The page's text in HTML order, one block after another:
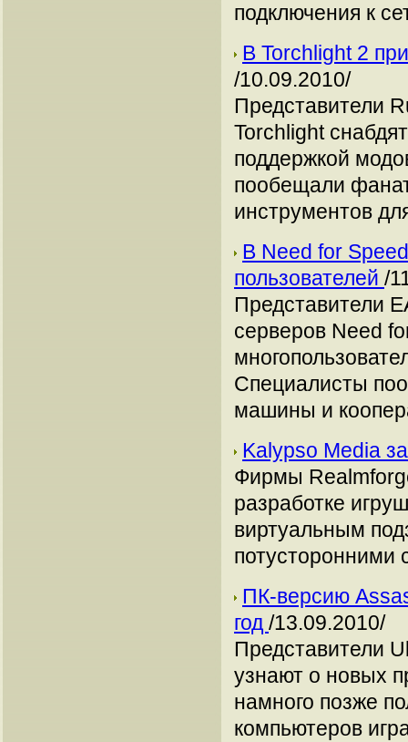
подключения к
В Torchlight 2
/10.09.2010/
Представители
Torchlight
поддержкой
пообещали
инструментов
В Need for
пользователей /
Представители
серверов Need
Специалисты
машины и
Kalypso Media
Фирмы
разработке
виртуальным
потусторонними
ПК-версию
год /13.09.2010/
Представители
узнают о новых
намного позже
компьютеров